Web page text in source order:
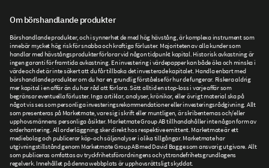
Om börshandlande produkter
Börshandlande produkter, och i synnerhet de med hög hävstång, är komplexa instrument som
innebär mycket hög risk för snabba och kraftiga förluster. Majoriteten av alla kunder som
handlar med hävstångsprodukter förlorar vid någon tidpunkt kapital. Historisk avkastning är
ingen garanti för framtida avkastning. En investering i värdepapper kan både öka och minska i
värde och det är inte säkert att du får tillbaka det investerade kapitalet. Handla enbart med
börshandlande produkter om du har en grundlig förståelse för hur de fungerar. Riskera aldrig
mer kapital i en affär än du har råd att förlora. Sätt alltid en stop-loss i varje affär som
begränsar eventuella förluster. Inga artiklar, analyser, krönikor, eller övrigt material ska på
något vis ses som personliga investeringsrekommendationer eller investeringsrådgivning. Allt
som presenteras på Marketmate, vare sig i skrift eller muntligen, är skribenternas och/eller
upphovsmännens personliga åsikter. Marketmate Group AB tillhandahåller inte någon form av
orderhantering. All orderläggning sker direkt hos respektive emittent. Marketmate är ett
mediebolag och publicerar köp- och säljanalyser i olika tillgångar. Marketmate har
utgivningstillstånd genom Marketmate Group AB med David Bagge som ansvarig utgivare. Allt
som publiceras omfattas av tryckfrihetsförordningens och yttrandefrihetsgrundlagens
regelverk. Innehållet på denna webbplats är upphovsrättsligt skyddat.